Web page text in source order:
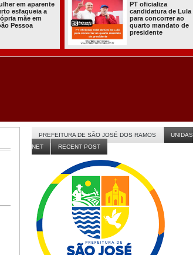
Efraim Filho
anuncia Nayana
Pontes, esposa do
Cabo Gilberto,
A CARRETA DO
AGORA TEM
ESPECIALISTAS
CHEGOU À
ITABAIANA
PREFEITURA DE SÃO JOSÉ DOS RAMOS
UNIDAS
NET
RECENT POST